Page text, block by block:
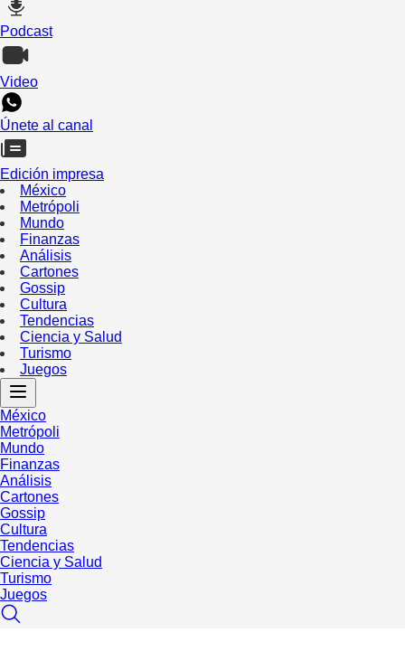
Podcast
Video
Únete al canal
Edición impresa
México
Metrópoli
Mundo
Finanzas
Análisis
Cartones
Gossip
Cultura
Tendencias
Ciencia y Salud
Turismo
Juegos
México
Metrópoli
Mundo
Finanzas
Análisis
Cartones
Gossip
Cultura
Tendencias
Ciencia y Salud
Turismo
Juegos